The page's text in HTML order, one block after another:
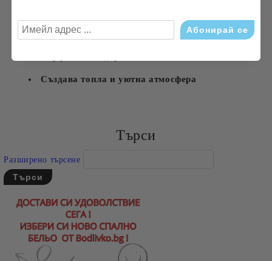
Дълготрайно горене
Създава топла и уютна атмосфера
Търси
Разширено търсене